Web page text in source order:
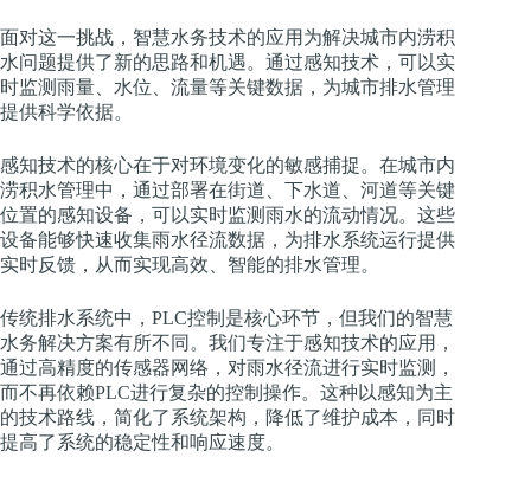
面对这一挑战，智慧水务技术的应用为解决城市内涝积
水问题提供了新的思路和机遇。通过感知技术，可以实
时监测雨量、水位、流量等关键数据，为城市排水管理
提供科学依据。
感知技术的核心在于对环境变化的敏感捕捉。在城市内
涝积水管理中，通过部署在街道、下水道、河道等关键
位置的感知设备，可以实时监测雨水的流动情况。这些
设备能够快速收集雨水径流数据，为排水系统运行提供
实时反馈，从而实现高效、智能的排水管理。
传统排水系统中，PLC控制是核心环节，但我们的智慧
水务解决方案有所不同。我们专注于感知技术的应用，
通过高精度的传感器网络，对雨水径流进行实时监测，
而不再依赖PLC进行复杂的控制操作。这种以感知为主
的技术路线，简化了系统架构，降低了维护成本，同时
提高了系统的稳定性和响应速度。